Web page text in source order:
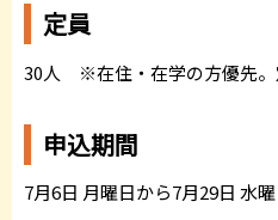
定員
30人 ※在住・在学の方優先。
申込期間
7月6日 月曜日から7月29日 水